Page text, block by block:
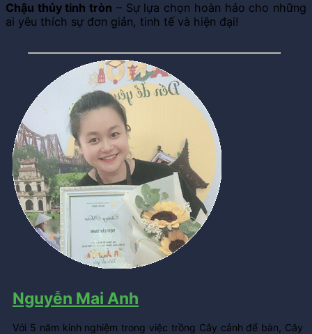
Chậu thủy tinh tròn – Sự lựa chọn hoàn hảo cho những
ai yêu thích sự đơn giản, tinh tế và hiện đại!
Nguyễn Mai Anh
Với 5 năm kinh nghiệm trong việc trồng Cây cảnh để bàn, Cây